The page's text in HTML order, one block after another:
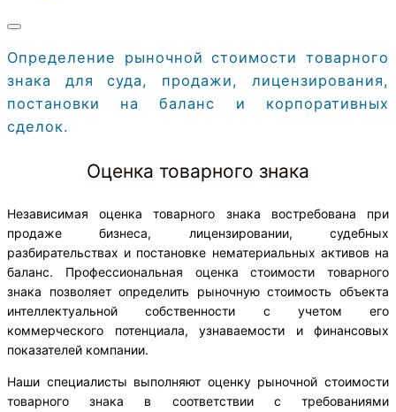
Определение рыночной стоимости товарного
знака для суда, продажи, лицензирования,
постановки на баланс и корпоративных
сделок.
Оценка товарного знака
Независимая оценка товарного знака востребована при
продаже бизнеса, лицензировании, судебных
разбирательствах и постановке нематериальных активов на
баланс. Профессиональная оценка стоимости товарного
знака позволяет определить рыночную стоимость объекта
интеллектуальной собственности с учетом его
коммерческого потенциала, узнаваемости и финансовых
показателей компании.
Наши специалисты выполняют оценку рыночной стоимости
товарного знака в соответствии с требованиями